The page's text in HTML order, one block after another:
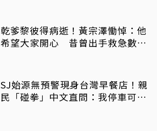
乾爹黎彼得病逝！黃宗澤慟悼：他
希望大家開心 昔曾出手救急數十
SJ始源無預警現身台灣早餐店！親
民「碰拳」中文直問：我停車可以